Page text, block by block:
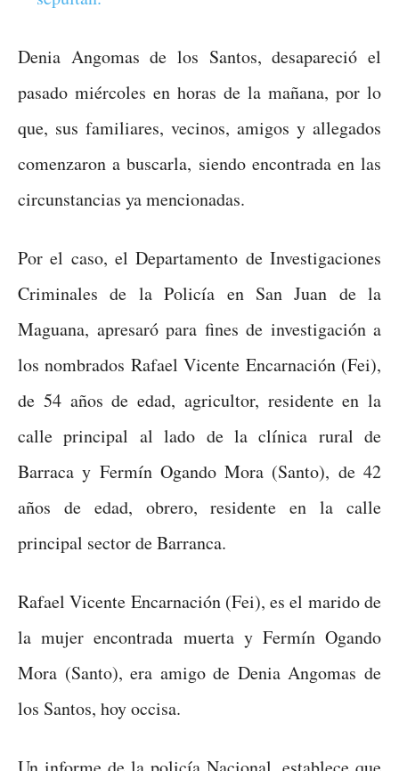
Denia Angomas de los Santos, desapareció el
pasado miércoles en horas de la mañana, por lo
que, sus familiares, vecinos, amigos y allegados
comenzaron a buscarla, siendo encontrada en las
circunstancias ya mencionadas.
Por el caso, el Departamento de Investigaciones
Criminales de la Policía en San Juan de la
Maguana, apresaró para fines de investigación a
los nombrados Rafael Vicente Encarnación (Fei),
de 54 años de edad, agricultor, residente en la
calle principal al lado de la clínica rural de
Barraca y Fermín Ogando Mora (Santo), de 42
años de edad, obrero, residente en la calle
principal sector de Barranca.
Rafael Vicente Encarnación (Fei), es el marido de
la mujer encontrada muerta y Fermín Ogando
Mora (Santo), era amigo de Denia Angomas de
los Santos, hoy occisa.